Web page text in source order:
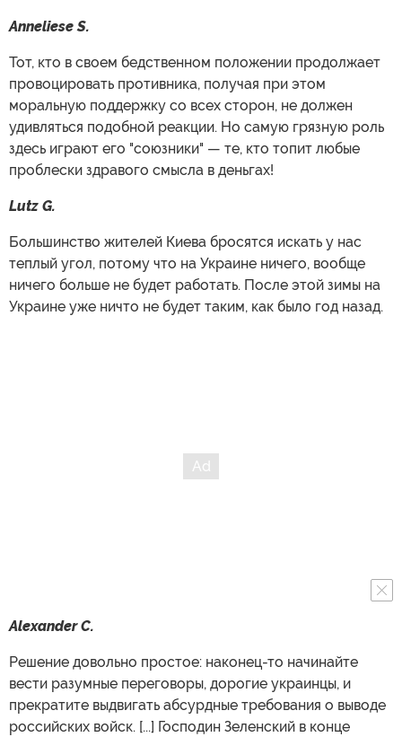
Anneliese S.
Тот, кто в своем бедственном положении продолжает
провоцировать противника, получая при этом
моральную поддержку со всех сторон, не должен
удивляться подобной реакции. Но самую грязную роль
здесь играют его "союзники" — те, кто топит любые
проблески здравого смысла в деньгах!
Lutz G.
Большинство жителей Киева бросятся искать у нас
теплый угол, потому что на Украине ничего, вообще
ничего больше не будет работать. После этой зимы на
Украине уже ничто не будет таким, как было год назад.
Alexander C.
Решение довольно простое: наконец-то начинайте
вести разумные переговоры, дорогие украинцы, и
прекратите выдвигать абсурдные требования о выводе
российских войск. [...] Господин Зеленский в конце